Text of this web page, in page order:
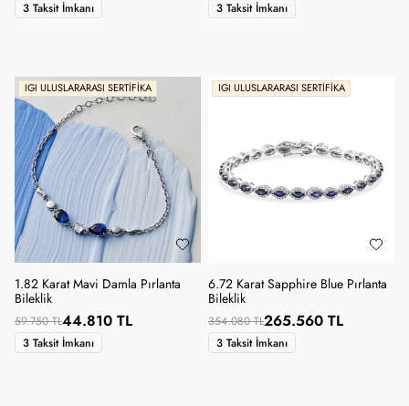
3 Taksit İmkanı 3 Taksit İmkanı
IGI ULUSLARARASI SERTIFIKA
1.82 Karat Mavi Damla Pırlanta
Bileklik
59.750 TL44.810 TL
3 Taksit İmkanı
IGI ULUSLARARASI SERTIFIKA
6.72 Karat Sapphire Blue Pırlanta
Bileklik
354.080 TL265.560 TL
3 Taksit İmkanı